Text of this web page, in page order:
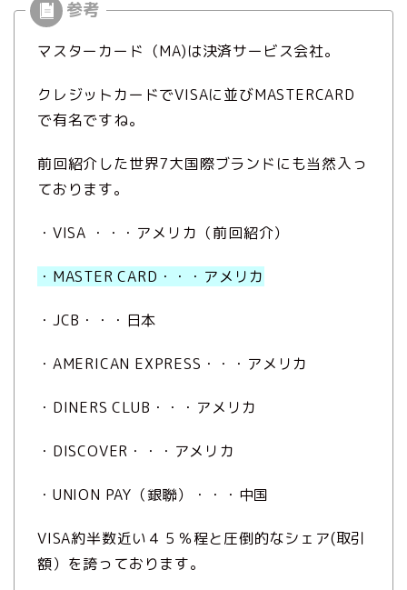
マスターカード（MA)は決済サービス会社。
クレジットカードでVISAに並びMASTERCARD
で有名ですね。
前回紹介した世界7大国際ブランドにも当然入っ
ております。
・VISA ・・・アメリカ（前回紹介）
・MASTER CARD・・・アメリカ
・JCB・・・日本
・AMERICAN EXPRESS・・・アメリカ
・DINERS CLUB・・・アメリカ
・DISCOVER・・・アメリカ
・UNION PAY（銀聯）・・・中国
VISA約半数近い４５％程と圧倒的なシェア(取引
額）を誇っております。